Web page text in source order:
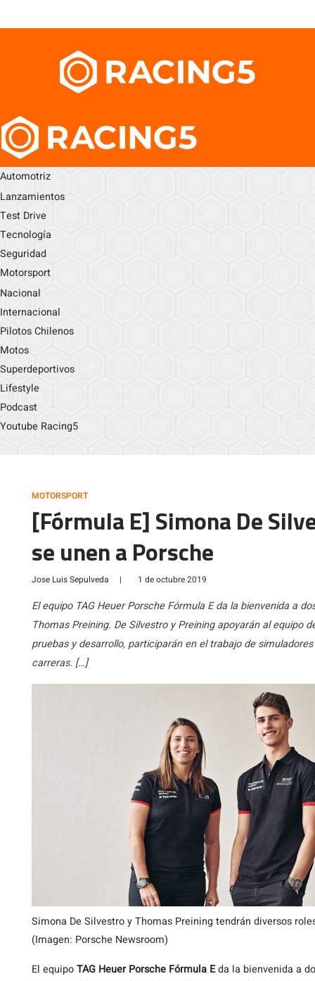
Automotriz
Lanzamientos
Test Drive
Tecnología
Seguridad
Motorsport
Nacional
Internacional
Pilotos Chilenos
Motos
Superdeportivos
Lifestyle
Podcast
Youtube Racing5
MOTORSPORT
[Fórmula E] Simona De
se unen a Porsche
Jose Luis Sepulveda | 1 de octubre 2019
El equipo TAG Heuer Porsche Fórmula E da la bienvenida a
Thomas Preining. De Silvestro y Preining apoyarán al
pruebas y desarrollo, participarán en el trabajo de
carreras. […]
Simona De Silvestro y Thomas Preining tendrán diversos
(Imagen: Porsche Newsroom)
El equipoTAG Heuer Porsche Fórmula Eda la bienvenida a